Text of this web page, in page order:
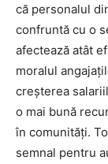
că personalul
confruntă cu o
afectează atât
moralul
creșterea
o mai bună
în comunități.
semnal pentru